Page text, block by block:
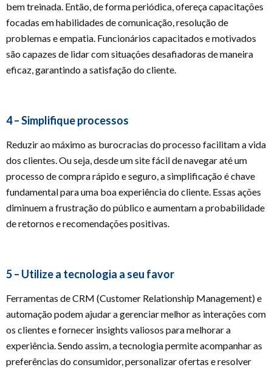
bem treinada. Então, de forma periódica, ofereça capacitações
focadas em habilidades de comunicação, resolução de
problemas e empatia. Funcionários capacitados e motivados
são capazes de lidar com situações desafiadoras de maneira
eficaz, garantindo a satisfação do cliente.
4 – Simplifique processos
Reduzir ao máximo as burocracias do processo facilitam a vida
dos clientes. Ou seja, desde um site fácil de navegar até um
processo de compra rápido e seguro, a simplificação é chave
fundamental para uma boa experiência do cliente. Essas ações
diminuem a frustração do público e aumentam a probabilidade
de retornos e recomendações positivas.
5 – Utilize a tecnologia a seu favor
Ferramentas de CRM (Customer Relationship Management) e
automação podem ajudar a gerenciar melhor as interações com
os clientes e fornecer insights valiosos para melhorar a
experiência. Sendo assim, a tecnologia permite acompanhar as
preferências do consumidor, personalizar ofertas e resolver